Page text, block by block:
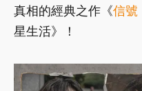
真相的經典之作《信號
星生活》！